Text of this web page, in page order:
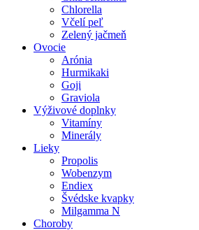
Chlorella
Včelí peľ
Zelený jačmeň
Ovocie
Arónia
Hurmikaki
Goji
Graviola
Výživové doplnky
Vitamíny
Minerály
Lieky
Propolis
Wobenzym
Endiex
Švédske kvapky
Milgamma N
Choroby